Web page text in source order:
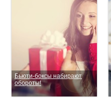
Бьюти-боксы набирают
обороты!